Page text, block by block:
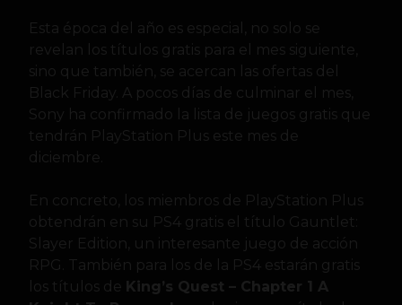
Esta época del año es especial, no solo se
revelan los títulos gratis para el mes siguiente,
sino que también, se acercan las ofertas del
Black Friday. A pocos días de culminar el mes,
Sony ha confirmado la lista de juegos gratis que
tendrán PlayStation Plus este mes de
diciembre.
En concreto, los miembros de PlayStation Plus
obtendrán en su PS4 gratis el título Gauntlet:
Slayer Edition, un interesante juego de acción
RPG. También para los de la PS4 estarán gratis
los títulos de King’s Quest – Chapter 1 A